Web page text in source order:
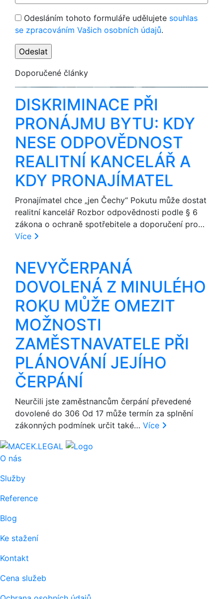
Odesláním tohoto formuláře udělujete souhlas
se zpracováním Vašich osobních údajů.
Doporučené články
DISKRIMINACE PŘI
PRONÁJMU BYTU: KDY
NESE ODPOVĚDNOST
REALITNÍ KANCELÁŘ A
KDY PRONAJÍMATEL
Pronajímatel chce „jen Čechy“ Pokutu může dostat
realitní kancelář Rozbor odpovědnosti podle § 6
zákona o ochraně spotřebitele a doporučení pro…
Více
NEVYČERPANÁ
DOVOLENÁ Z MINULÉHO
ROKU MŮŽE OMEZIT
MOŽNOSTI
ZAMĚSTNAVATELE PŘI
PLÁNOVÁNÍ JEJÍHO
ČERPÁNÍ
Neurčili jste zaměstnancům čerpání převedené
dovolené do 306 Od 17 může termín za splnění
zákonných podmínek určit také… Více
O nás
Služby
Reference
Blog
Ke stažení
Kontakt
Cena služeb